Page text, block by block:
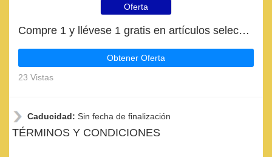
Oferta
Compre 1 y llévese 1 gratis en artículos seleccionados | caduca pronto
Obtener Oferta
23 Vistas
Caducidad: Sin fecha de finalización
TÉRMINOS Y CONDICIONES